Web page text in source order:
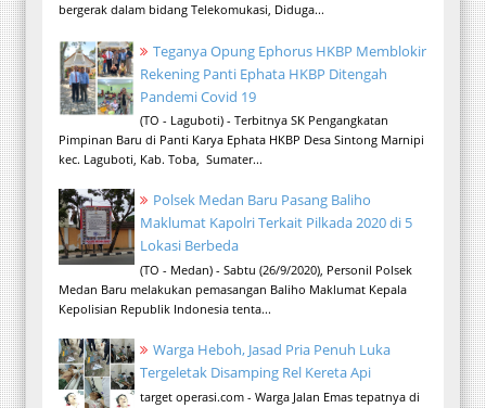
bergerak dalam bidang Telekomukasi, Diduga...
Teganya Opung Ephorus HKBP Memblokir
Rekening Panti Ephata HKBP Ditengah
Pandemi Covid 19
(TO - Laguboti) - Terbitnya SK Pengangkatan
Pimpinan Baru di Panti Karya Ephata HKBP Desa Sintong Marnipi
kec. Laguboti, Kab. Toba, Sumater...
Polsek Medan Baru Pasang Baliho
Maklumat Kapolri Terkait Pilkada 2020 di 5
Lokasi Berbeda
(TO - Medan) - Sabtu (26/9/2020), Personil Polsek
Medan Baru melakukan pemasangan Baliho Maklumat Kepala
Kepolisian Republik Indonesia tenta...
Warga Heboh, Jasad Pria Penuh Luka
Tergeletak Disamping Rel Kereta Api
target operasi.com - Warga Jalan Emas tepatnya di